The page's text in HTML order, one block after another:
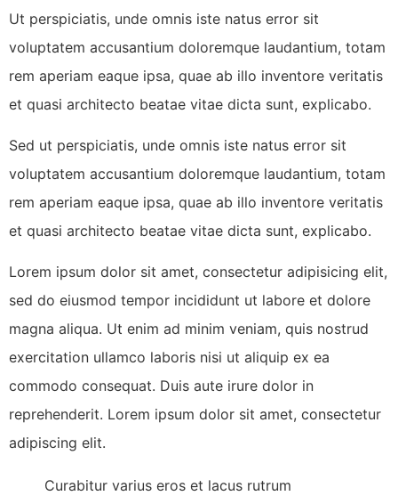
Ut perspiciatis, unde omnis iste natus error sit
voluptatem accusantium doloremque laudantium, totam
rem aperiam eaque ipsa, quae ab illo inventore veritatis
et quasi architecto beatae vitae dicta sunt, explicabo.
Sed ut perspiciatis, unde omnis iste natus error sit
voluptatem accusantium doloremque laudantium, totam
rem aperiam eaque ipsa, quae ab illo inventore veritatis
et quasi architecto beatae vitae dicta sunt, explicabo.
Lorem ipsum dolor sit amet, consectetur adipisicing elit,
sed do eiusmod tempor incididunt ut labore et dolore
magna aliqua. Ut enim ad minim veniam, quis nostrud
exercitation ullamco laboris nisi ut aliquip ex ea
commodo consequat. Duis aute irure dolor in
reprehenderit. Lorem ipsum dolor sit amet, consectetur
adipiscing elit.
Curabitur varius eros et lacus rutrum